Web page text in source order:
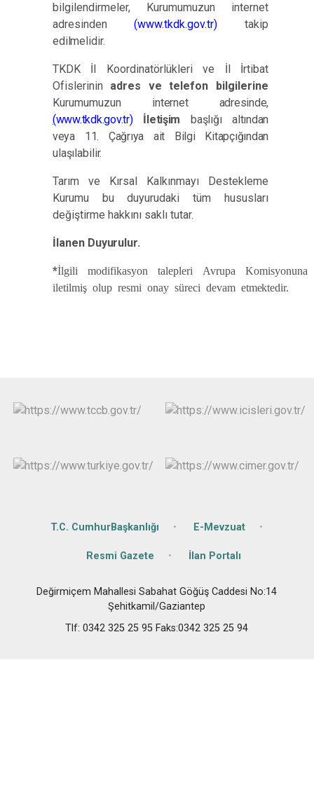
bilgilendirmeler, Kurumumuzun internet
adresinden(www.tkdk.gov.tr) takip
edilmelidir.
TKDK İl Koordinatörlükleri ve İl İrtibat
Ofislerinin adres ve telefon bilgilerine
Kurumumuzun internet
adresinde,
(www.tkdk.gov.tr) İletişim başlığı
altından
veya
11. Çağrıya ait Bilgi
Kitapçığından
ulaşılabilir.
Tarım ve Kırsal Kalkınmayı Destekleme
Kurumu bu duyurudaki tüm hususları
değiştirme hakkını saklı tutar.
İlanen Duyurulur.
*İlgili modifikasyon talepleri Avrupa Komisyonuna
iletilmiş olup resmi onay süreci devam etmektedir.
T.C. CumhurBaşkanlığı E-Mevzuat
Resmi Gazete İlan Portalı
Değirmiçem Mahallesi Sabahat Göğüş Caddesi No:14
Şehitkamil/Gaziantep
Tlf: 0342 325 25 95 Faks:0342 325 25 94